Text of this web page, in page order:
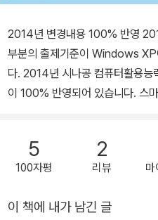
2014년 변경내용 100% 반영 2014년 1월1일부터 1과목 운영체제
부분의 출제기준이 Windows
다. 2014년 시나공 컴퓨터활용능
이 100% 반영되어 있습니다. 스마트한 시나공 수험생 지원센터 - 스
QR코드로 제공됩니다. - 책 속의 QR코드를 스마트폰으로 찍기만 하
면 언제든지 시나공 저자의 속 시
청할 수 있습니다. 시간이 부족한 수험생들의 궁금증 완전 해결! 시나
5
100자평
2
리뷰 마
이 책에 내가 남긴 글